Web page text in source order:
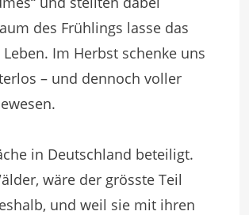
des Frühlings lasse das
Im Herbst schenke uns
– und dennoch voller
in Deutschland beteiligt.
wäre der grösste Teil
und weil sie mit ihren